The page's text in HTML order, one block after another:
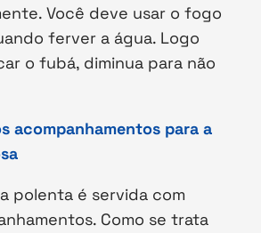
Você deve usar o fogo
ferver a água. Logo
o fubá, diminua para não
acompanhamentos para a
polenta é servida com
Como se trata